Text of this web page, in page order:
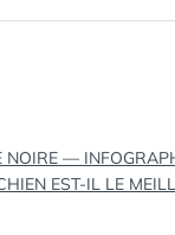
NOIRE —
EST-IL LE